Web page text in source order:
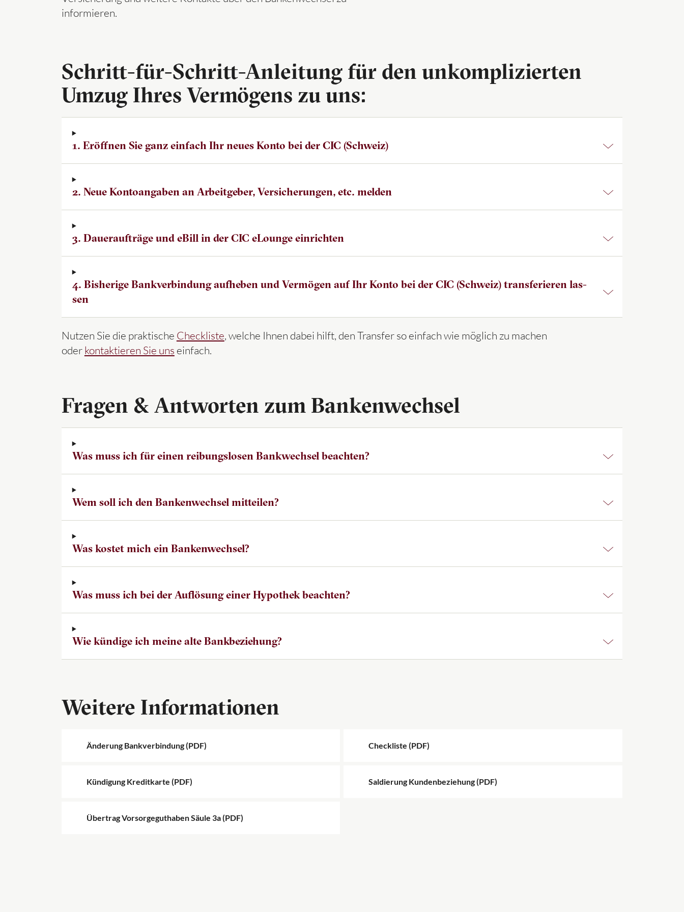
informieren.
Schritt-für-Schritt-Anleitung für den unkomplizierten
Umzug Ihres Vermögens zu uns:
1. Er­öff­nen Sie ganz einfach Ihr neues Konto bei der CIC (Schweiz)
2. Neue Kon­to­an­ga­ben an Ar­beit­ge­ber, Ver­si­che­run­gen, etc. mel­den
3. Dau­er­auf­trä­ge und eBill in der CIC eLounge ein­rich­ten
4. Bis­he­ri­ge Bank­ver­bin­dung auf­he­ben und Ver­mö­gen auf Ihr Konto bei der CIC (Schweiz) trans­fe­rie­ren las­
sen
Nutzen Sie die praktische Checkliste, welche Ihnen dabei hilft, den Transfer so einfach wie möglich zu machen
oderkontaktieren Sie uns einfach.
Fragen & Antworten zum Bankenwechsel
Was muss ich für einen reibungslosen Bankwechsel beachten?
Wem soll ich den Bankenwechsel mitteilen?
Was kostet mich ein Bankenwechsel?
Was muss ich bei der Auflösung einer Hypothek beachten?
Wie kündige ich meine alte Bankbeziehung?
Weitere Informationen
Änderung Bankverbindung (PDF) Checkliste (PDF)
Kündigung Kreditkarte (PDF) Saldierung Kundenbeziehung (PDF)
Übertrag Vorsorgeguthaben Säule 3a (PDF)